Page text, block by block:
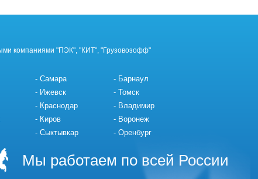
компаниями "ПЭК", "КИТ", "Грузовозофф"
Самара
Ижевск
Краснодар
Киров
Сыктывкар
Барнаул
Томск
Владимир
Воронеж
Оренбург
Мы работаем по всей России